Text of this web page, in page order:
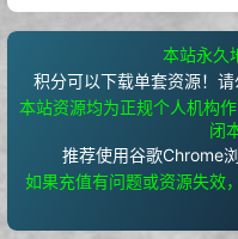
本站永久
积分可以下载单套资源！请
本站资源均为正规个人机构
闭
推荐使用谷歌Chrome浏
如果充值有问题或资源失效